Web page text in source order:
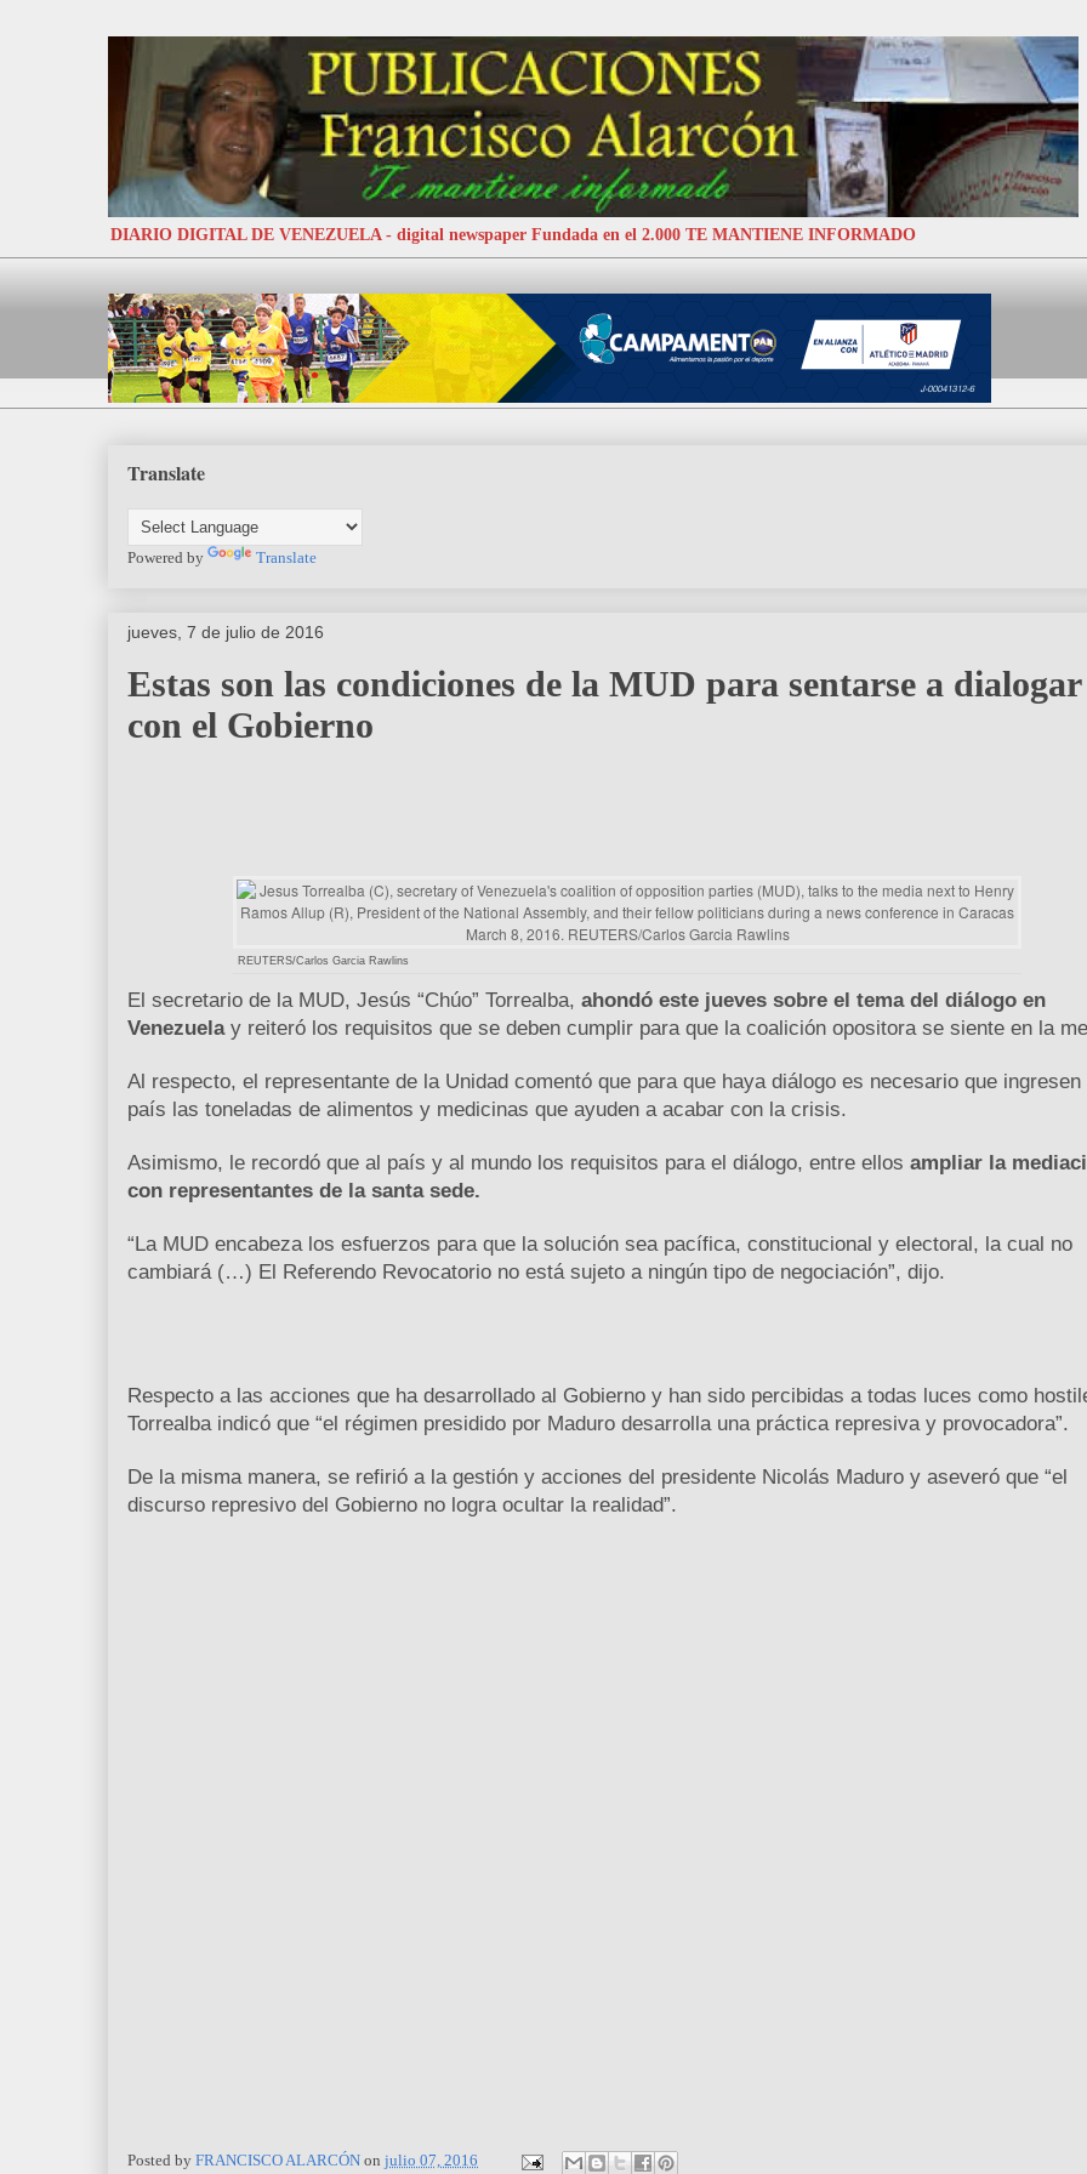
DIARIO DIGITAL DE VENEZUELA - digital newspaper Fundada en el 2.000 TE MANTIENE INFORMADO
Translate
Powered by Translate
jueves, 7 de julio de 2016
Estas son las condiciones de la MUD para sentarse a dialogar
con el Gobierno
REUTERS/Carlos Garcia Rawlins
El secretario de la MUD, Jesús “Chúo” Torrealba, ahondó este jueves sobre el tema del diálogo en
Venezuelay reiteró los requisitos que se deben cumplir para que la coalición opositora se siente en la
Al respecto, el representante de la Unidad comentó que para que haya diálogo es necesario que ingresen
país las toneladas de alimentos y medicinas que ayuden a acabar con la crisis.
Asimismo, le recordó que al país y al mundo los requisitos para el diálogo, entre ellos ampliar la
con representantes de la santa sede.
“La MUD encabeza los esfuerzos para que la solución sea pacífica, constitucional y electoral, la cual no
cambiará (…) El Referendo Revocatorio no está sujeto a ningún tipo de negociación”, dijo.
Respecto a las acciones que ha desarrollado al Gobierno y han sido percibidas a todas luces como
Torrealba indicó que “el régimen presidido por Maduro desarrolla una práctica represiva y provocadora”.
De la misma manera, se refirió a la gestión y acciones del presidente Nicolás Maduro y aseveró que “el
discurso represivo del Gobierno no logra ocultar la realidad”.
Posted by FRANCISCO ALARCÓN on julio 07, 2016